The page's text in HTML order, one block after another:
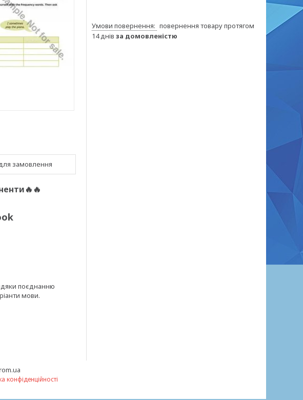
замовлення
поєднанню
мови.
повернення товару протягом
14 днів за домовленістю
конфіденційності